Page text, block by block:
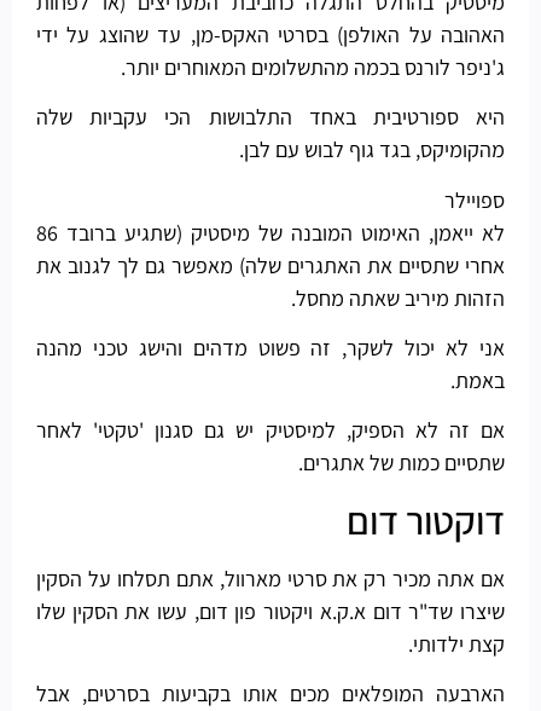
האהובה על האולפן) בסרטי האקס-מן, עד שהוצג על ידי
ג'ניפר לורנס בכמה מהתשלומים המאוחרים יותר.
היא ספורטיבית באחד התלבושות הכי עקביות שלה
מהקומיקס, בגד גוף לבוש עם לבן.
ספויילר
לא ייאמן, האימוט המובנה של מיסטיק (שתגיע ברובד 86
אחרי שתסיים את האתגרים שלה) מאפשר גם לך לגנוב את
הזהות מיריב שאתה מחסל.
אני לא יכול לשקר, זה פשוט מדהים והישג טכני מהנה
באמת.
אם זה לא הספיק, למיסטיק יש גם סגנון 'טקטי' לאחר
שתסיים כמות של אתגרים.
דוקטור דום
אם אתה מכיר רק את סרטי מארוול, אתם תסלחו על הסקין
שיצרו שד"ר דום א.ק.א ויקטור פון דום, עשו את הסקין שלו
קצת ילדותי.
הארבעה המופלאים מכים אותו בקביעות בסרטים, אבל